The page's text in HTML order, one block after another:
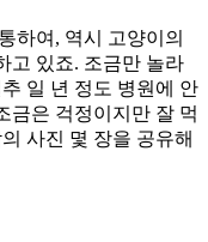
하여, 역시 고양이의
고 있죠. 조금만 놀라
일 년 정도 병원에 안
금은 걱정이지만 잘 먹
사진 몇 장을 공유해